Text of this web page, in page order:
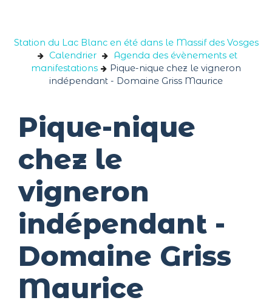
Station du Lac Blanc en été dans le Massif des Vosges
Calendrier
Agenda des évènements et
manifestations
Pique-nique chez le vigneron
indépendant - Domaine Griss Maurice
Pique-nique
chez le
vigneron
indépendant -
Domaine Griss
Maurice